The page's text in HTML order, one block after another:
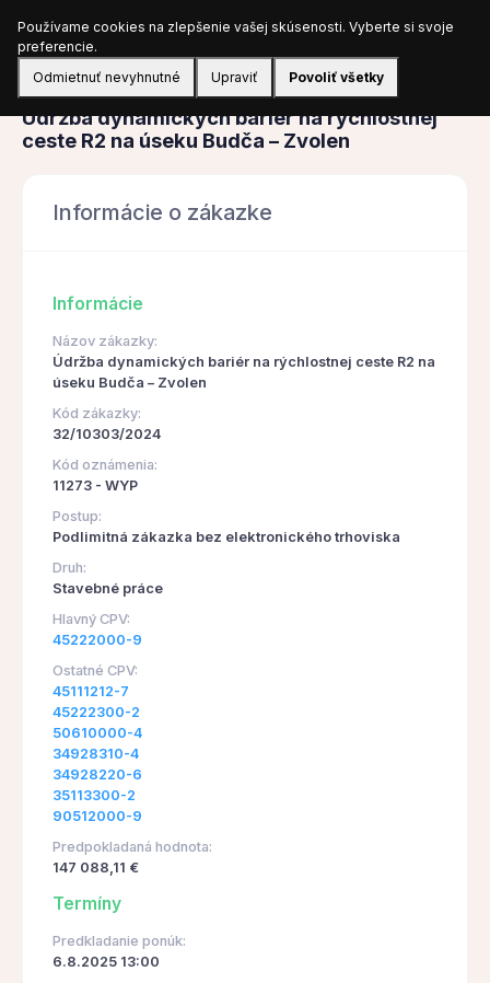
Prihlásiť sa
Obstarávanie
Údržba dynamických bariér na rýchlostnej
ceste R2 na úseku Budča – Zvolen
Informácie o zákazke
Informácie
Názov zákazky:
Údržba dynamických bariér na rýchlostnej ceste R2 na
úseku Budča – Zvolen
Kód zákazky:
32/10303/2024
Kód oznámenia:
11273 - WYP
Postup:
Podlimitná zákazka bez elektronického trhoviska
Druh:
Stavebné práce
Hlavný CPV:
45222000-9
Ostatné CPV:
45111212-7
45222300-2
50610000-4
34928310-4
34928220-6
35113300-2
90512000-9
Predpokladaná hodnota:
147 088,11 €
Termíny
Predkladanie ponúk:
6.8.2025 13:00
Používame cookies na zlepšenie vašej skúsenosti. Vyberte si svoje
preferencie.
Odmietnuť nevyhnutné
Upraviť Povoliť všetky